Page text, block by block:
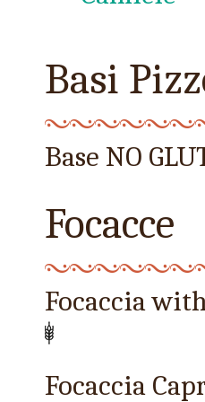
Basi
Base NO
Focacce
Focaccia
Focaccia